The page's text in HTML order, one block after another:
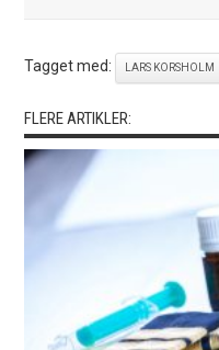
Tagget med: LARS KORSHOLM
FLERE ARTIKLER: